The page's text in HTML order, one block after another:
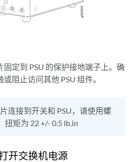
固定到 PSU 的保护接地端子上。确
阻止访问其他 PSU 组件。
连接到开关和 PSU，请使用螺
扭矩为 22 +/- 0.5 lb.in
开交换机电源